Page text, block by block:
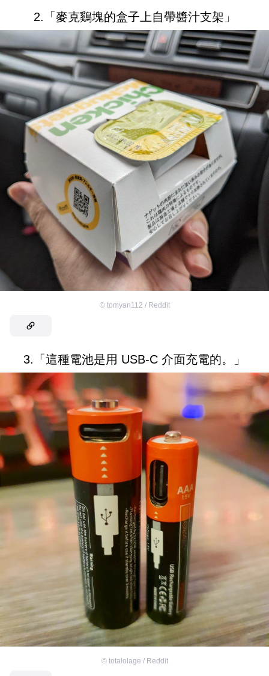
2.「麥克鷄塊的盒子上自帶醬汁支架」
© tomyan112 / Reddit
3.「這種電池是用 USB-C 介面充電的。」
© totalolage / Reddit